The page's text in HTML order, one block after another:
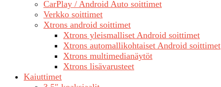
CarPlay / Android Auto soittimet
Verkko soittimet
Xtrons android soittimet
Xtrons yleismalliset Android soittimet
Xtrons automallikohtaiset Android soittimet
Xtrons multimedianäytöt
Xtrons lisävarusteet
Kaiuttimet